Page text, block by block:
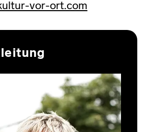
vor-ort.com